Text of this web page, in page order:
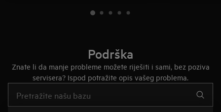
Podrška
Znate li da manje probleme možete riješiti i sami, bez poziva
servisera? Ispod potražite opis vašeg problema.